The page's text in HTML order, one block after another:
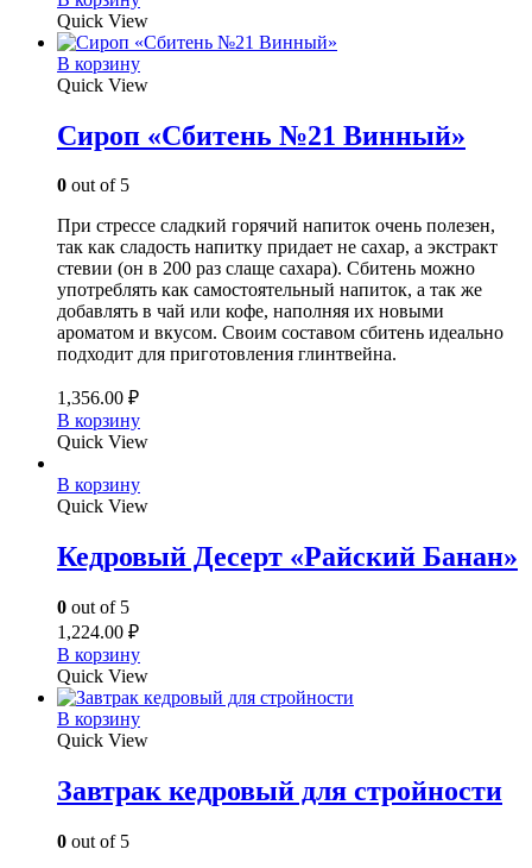
Quick View
В корзину
Quick View
Сироп «Сбитень №21 Винный»
0 out of 5
При стрессе сладкий горячий напиток очень полезен,
так как сладость напитку придает не сахар, а экстракт
стевии (он в 200 раз слаще сахара). Сбитень можно
употреблять как самостоятельный напиток, а так же
добавлять в чай или кофе, наполняя их новыми
ароматом и вкусом. Своим составом сбитень идеально
подходит для приготовления глинтвейна.
1,356.00 ₽
В корзину
Quick View
В корзину
Quick View
Кедровый Десерт «Райский Банан»
0 out of 5
1,224.00 ₽
В корзину
Quick View
В корзину
Quick View
Завтрак кедровый для стройности
0 out of 5